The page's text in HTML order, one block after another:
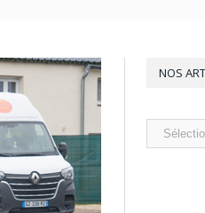
NOS
Nos
articles